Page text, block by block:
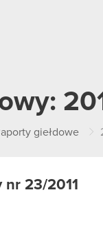
giełdowe
nr 23/2011